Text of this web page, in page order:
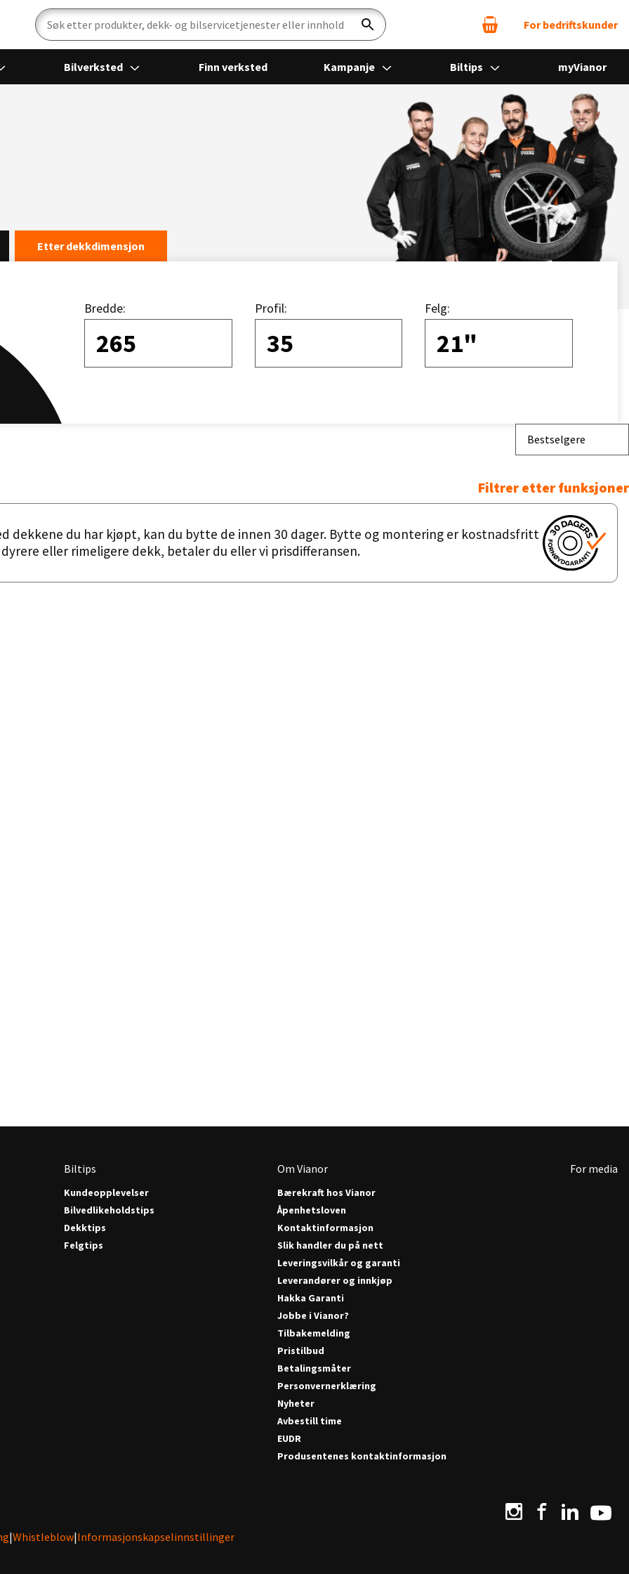
Søk For bedriftskunder
Bilverksted Finn verksted Kampanje Biltips myVianor
Etter dekkdimensjon
Bredde:
265
Profil:
35
Felg:
21"
Bestselgere
Filtrer etter funksjoner
dekkene du har kjøpt, kan du bytte de innen 30 dager. Bytte og montering er kostnadsfritt
eller rimeligere dekk, betaler du eller vi prisdifferansen.
Biltips
Kundeopplevelser
Bilvedlikeholdstips
Dekktips
Felgtips
Om Vianor
Bærekraft hos Vianor
Åpenhetsloven
Kontaktinformasjon
Slik handler du på nett
Leveringsvilkår og garanti
Leverandører og innkjøp
Hakka Garanti
Jobbe i Vianor?
Tilbakemelding
Pristilbud
Betalingsmåter
Personvernerklæring
Nyheter
Avbestill time
EUDR
Produsentenes kontaktinformasjon
For media
|Whistleblow|Informasjonskapselinnstillinger